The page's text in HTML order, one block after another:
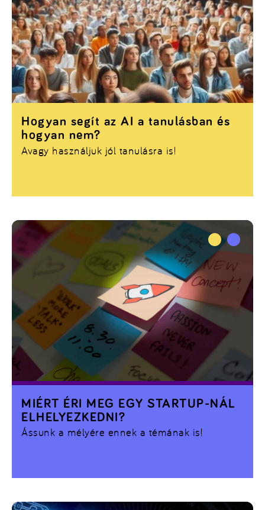
Avagy használjuk jól tanulásra is!
Hogyan segít az AI a tanulásban és
hogyan nem?
Ássunk a mélyére ennek a témának is!
MIÉRT ÉRI MEG EGY STARTUP-NÁL
ELHELYEZKEDNI?